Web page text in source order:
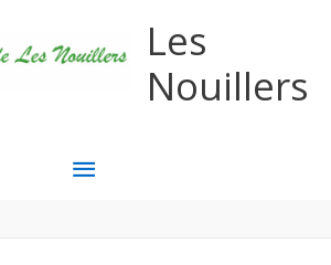
Les
Nouillers
MENU